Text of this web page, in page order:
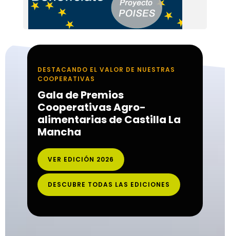
DESTACANDO EL VALOR DE NUESTRAS
COOPERATIVAS
Gala de Premios
Cooperativas Agro-
alimentarias de Castilla La
Mancha
VER EDICIÓN 2026
DESCUBRE TODAS LAS EDICIONES